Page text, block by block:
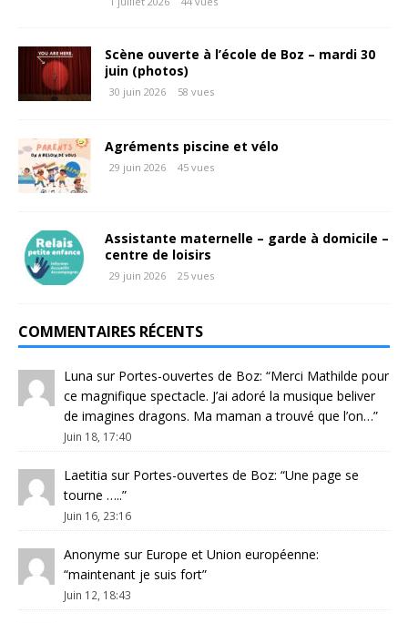
Scène ouverte à l’école de Boz – mardi 30
juin (photos)
30 juin 2026 58 vues
Agréments piscine et vélo
29 juin 2026 45 vues
Assistante maternelle – garde à domicile –
centre de loisirs
29 juin 2026 25 vues
COMMENTAIRES RÉCENTS
Luna sur Portes-ouvertes de Boz: “Merci Mathilde pour
ce magnifique spectacle. J’ai adoré la musique beliver
de imagines dragons. Ma maman a trouvé que l’on…”
Juin 18, 17:40
Laetitia sur Portes-ouvertes de Boz: “Une page se
tourne …..”
Juin 16, 23:16
Anonyme sur Europe et Union européenne:
“maintenant je suis fort”
Juin 12, 18:43